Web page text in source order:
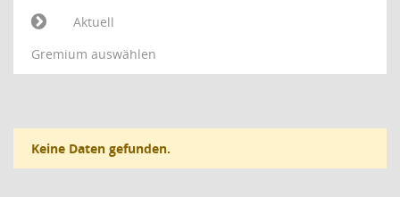
Aktuell
Gremium auswählen
Keine Daten gefunden.